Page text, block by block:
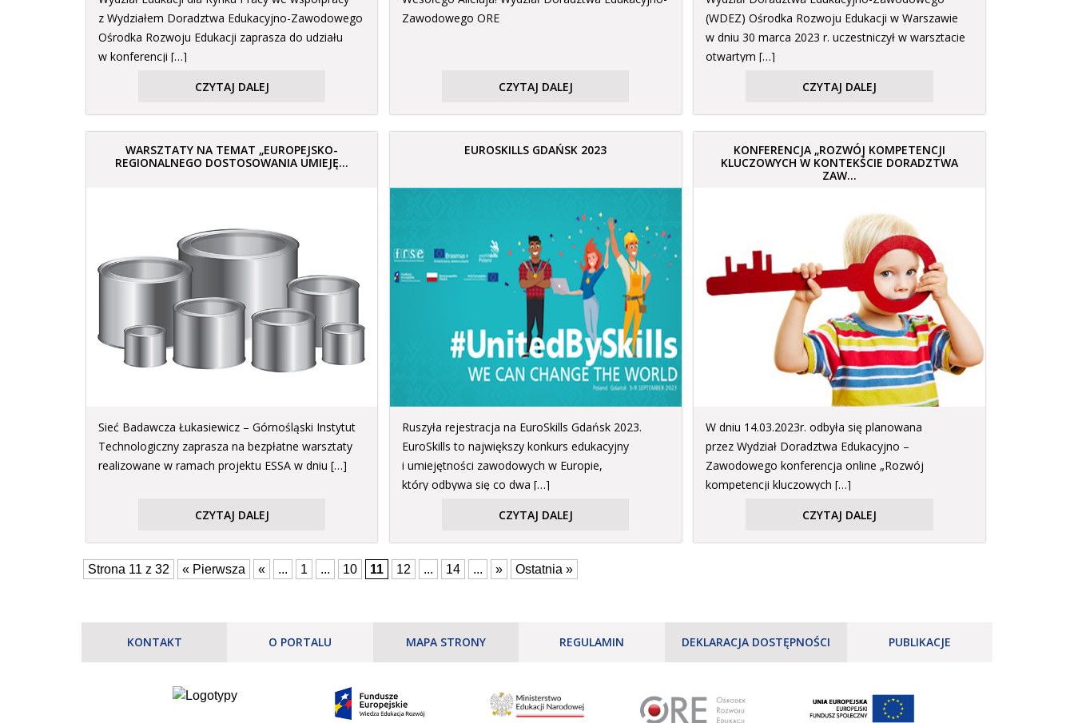
z Wydziałem Doradztwa Edukacyjno-Zawodowego
Ośrodka Rozwoju Edukacji zaprasza do udziału
w konferencji […]
CZYTAJ DALEJ
Zawodowego ORE
CZYTAJ DALEJ
(WDEZ) Ośrodka Rozwoju Edukacji w Warszawie
w dniu 30 marca 2023 r. uczestniczył w warsztacie
otwartym […]
CZYTAJ DALEJ
WARSZTATY NA TEMAT „EUROPEJSKO-
REGIONALNEGO DOSTOSOWANIA UMIEJĘ...
Sieć Badawcza Łukasiewicz – Górnośląski Instytut
Technologiczny zaprasza na bezpłatne warsztaty
realizowane w ramach projektu ESSA w dniu […]
CZYTAJ DALEJ
EUROSKILLS GDAŃSK 2023
Ruszyła rejestracja na EuroSkills Gdańsk 2023.
EuroSkills to największy konkurs edukacyjny
i umiejętności zawodowych w Europie,
który odbywa się co dwa […]
CZYTAJ DALEJ
KONFERENCJA „ROZWÓJ KOMPETENCJI
KLUCZOWYCH W KONTEKŚCIE DORADZTWA
ZAW...
W dniu 14.03.2023r. odbyła się planowana
przez Wydział Doradztwa Edukacyjno –
Zawodowego konferencja online „Rozwój
kompetencji kluczowych […]
CZYTAJ DALEJ
Strona 11 z 32 « Pierwsza « ... 1 ... 10 11 12 ... 14 ... » Ostatnia »
KONTAKT O PORTALU MAPA STRONY REGULAMIN DEKLARACJA DOSTĘPNOŚCI PUBLIKACJE